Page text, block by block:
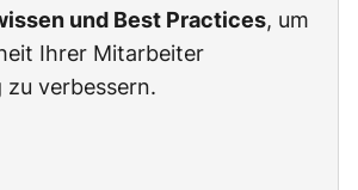
und Best Practices, um
Ihrer Mitarbeiter
zu verbessern.